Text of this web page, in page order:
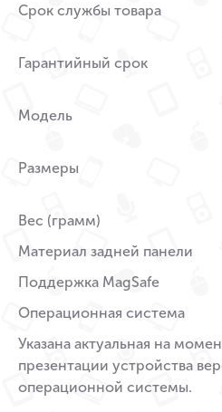
Срок службы товара
Гарантийный срок
Модель
Размеры
Вес (грамм)
Материал задней панели
Поддержка MagSafe
Операционная система
Указана актуальная на
презентации устройства
операционной системы.